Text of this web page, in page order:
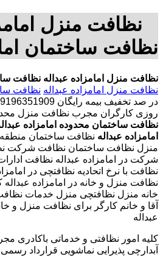
نظافت منزل
نظافت ساختمان
نظافت منزل امامزاده عبداله نظافت
نظافت منزل امامزاده عبداله نظافت
روزی کارگران مجرب نظافت منزل
نظافت ساختمان محدوده امامزاده
امامزاده عبداله نظافت ساختمان منطقه
منزل نظافت ساختمان نظافت شرکت
شرکت در امامزاده عبداله نظافت
نظافت با نرخ اتحادیه نظافتچی در
نظافت منزل و خانه در امامزاده
خانه منزل نظافتچی منزل خدمات
آقا و خانم کارگر برای نظافت منزل و
عبداله
کلیه امور نظافتی و خدماتی باکادری
آبدارچی پذیرایی نماشویی قرارداد